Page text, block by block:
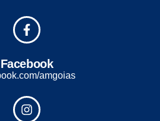
Facebook
amgoias